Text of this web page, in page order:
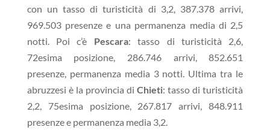
con un tasso di turisticità di 3,2, 387.378 arrivi,
969.503 presenze e una permanenza media di 2,5
notti. Poi c’è Pescara: tasso di turisticità 2,6,
72esima posizione, 286.746 arrivi, 852.651
presenze, permanenza media 3 notti. Ultima tra le
abruzzesi è la provincia diChieti: tasso di turisticità
2,2, 75esima posizione, 267.817 arrivi, 848.911
presenze e permanenza media 3,2.